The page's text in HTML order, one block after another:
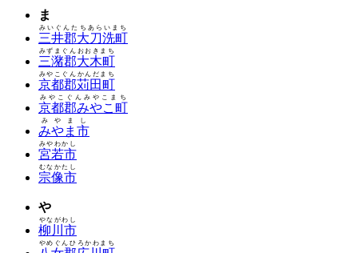
ま
三井郡大刀洗町
みいぐんたちあらいまち
三潴郡大木町
みずまぐんおおきまち
京都郡苅田町
みやこぐんかんだまち
京都郡みやこ町
みやこぐんみやこまち
みやま市
みやまし
宮若市
みやわかし
宗像市
むなかたし
や
柳川市
やながわし
やめぐんひろかわまち